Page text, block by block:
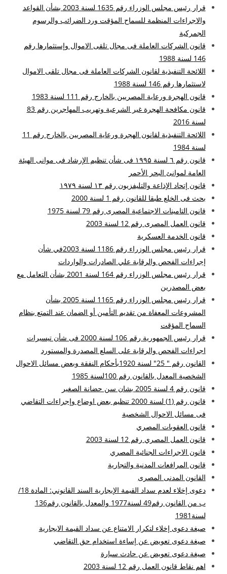
قرار رئيس مجلس الوزراء رقم 1635 لسنة 2003 بشأن القواعد
والاجراءات المنظمة للسماح المؤقت ورد الضرائب والرسوم
الجمركية
قانون الشركات العاملة فى مجال تلقى الاموال وإستثمارها رقم
146 لسنة 1988
اللائحة التنفيذية لقانون الشركات العاملة فى مجال تلقى الاموال
لاستثمارها رقم 146 لسنة 1988
قانون الهجرة ورعاية المصريين بالخارج رقم 111 لسنة 1983
قانون مكافحة الهجرة غير الشرعية وتهريب المهاجرين رقم 83
لسنة 2016
اللائحة التنفيذية لقانون الهجرة ورعاية المصريين بالخارج رقم 11
لسنة 1984
قانون رقم ٦ لسنة ۱۹۹۵ فى شأن تنظيم الإرشاد فى موانى الهيئة
العامة لموانئ البحر الأحمر
قانون إتحاد الإذاعة والتليفزيون رقم ۱۳ لسنة ۱۹۷۹
بحث فى الخلع طبقا للقانون رقم 1 لسنة 2000
قانون التامينات الاجتماعية المصرى رقم 79 لسنة 1975
قانون العمل المصرى رقم 12 لسنة 2003
قانون الخدمة العسكرية
قرار رئيس مجلس الوزراء رقم 1186 لسنة 2003في شأن
إجراءات الفحص والرقابة علي الصادرات والواردات
قرار رئيس مجلس الوزراء رقم 164 لسنة 2001 بشأن التعامل مع
بعض المصدرين
قرار رئيس مجلس الوزراء رقم 1165 لسنة 2005 بشأن
المشروعات المعفاة من تقديم التأمين أو الضمان عند التمتع بنظام
السماح المؤقت
قرار رئيس الجمهورية رقم 106 لسنة 2000 فى شأن تيسيرات
اجراءات الفحص والرقابة على السلع المصدرة والمستورد
القانون رقم " 25" لسنة 1920بأحكام النفقة وبعض مسائل الاحوال
الشخصية المعدل بالقانون رقم 100لسنة 1985
قانون رقم 4 لسنة 2005 بشان سن حضانة الصغير
قانون رقم (1) لسنة 2000 تنظيم بعض اوضاع وإجراءات التقاضي
فى مسائل الاحوال الشخصية
قانون العقوبات المصري
قانون العمل المصري رقم 12 لسنة 2003
قانون الاجراءات الجنائية المصري
قانون المرافعات المدنية والتجارية
القانون المدنى المصرى
دعوى إخلاء لعدم سداد القيمة الإيجارية السند القانوني: المادة 18/
ب من القانون رقم49 لسنة1977 والمعدل بالقانون رقم136
لسنة1981
صيغة دعوى إخلاء لتكرار الامتناع عن سداد القيمة الايجارية
صيغة دعوى تعويض عن إساءة استخدام حق التقاضي
صيغة دعوى تعويض عن حادث سيارة
اهم نقاط قانون العمل رقم 12 لسنة 2003